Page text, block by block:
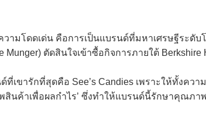
โดดเด่น คือการเป็นแบรนด์ที่มหาเศรษฐีระดับ
Munger) ตัดสินใจเข้าซื้อกิจการภายใต้ Berkshire
ารักที่สุดคือ See’s Candies เพราะให้ทั้งควา
นค้าเพื่อผลกำไร’ ซึ่งทำให้แบรนด์นี้รักษาคุณภา